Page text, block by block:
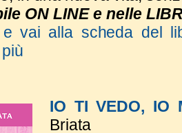
ON LINE e nelle
vai alla scheda del
IO TI VEDO, IO
Briata